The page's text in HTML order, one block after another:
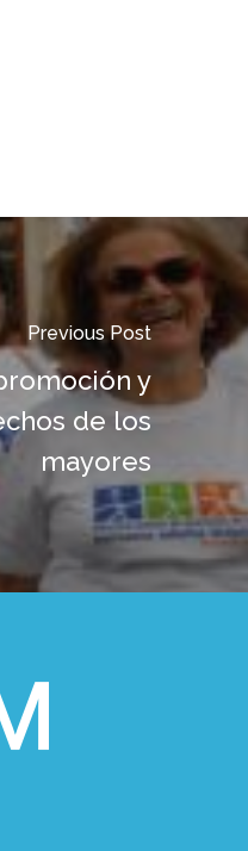
Previous Post
y
de los
mayores